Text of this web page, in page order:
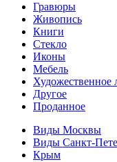
Гравюры
Живопись
Книги
Стекло
Иконы
Мебель
Художественное
Другое
Проданное
Виды Москвы
Виды Санкт-
Крым